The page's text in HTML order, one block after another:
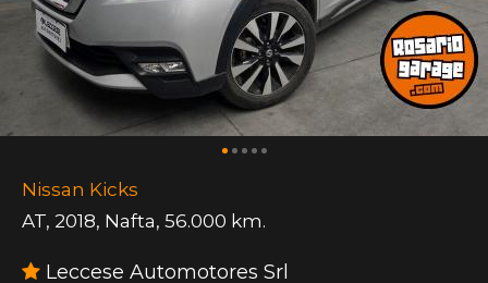
Nissan Kicks
AT, 2018, Nafta, 56.000 km.
Leccese Automotores Srl